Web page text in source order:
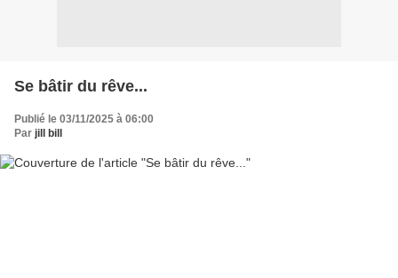
Se bâtir du rêve...
Publié le 03/11/2025 à 06:00
Par jill bill